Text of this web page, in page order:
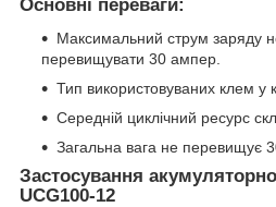
Основні переваги:
Максимальний струм заряду
перевищувати 30 ампер.
Тип використовуваних клем у
Середній циклічний ресурс
Загальна вага не перевищує
Застосування
UCG100-12